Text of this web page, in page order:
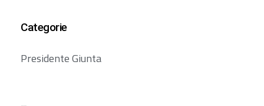
Categorie
Presidente Giunta